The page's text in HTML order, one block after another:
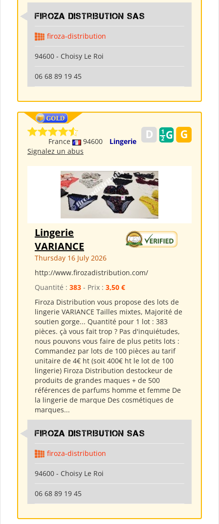
Firoza Distribution SAS
firoza-distribution
94600 - Choisy Le Roi
06 68 89 19 45
France 94600
Lingerie
Signalez un abus
Lingerie
VARIANCE
Thursday 16 July 2026
http://www.firozadistribution.com/
Quantité : 383 - Prix : 3,50 €
Firoza Distribution vous propose des lots de
lingerie VARIANCE Tailles mixtes, Majorité de
soutien gorge... Quantité pour 1 lot : 383
pièces. çà vous fait trop ? Pas d'inquiétudes,
nous pouvons vous faire de plus petits lots :
Commandez par lots de 100 pièces au tarif
unitaire de 4€ ht (soit 400€ ht le lot de 100
lingerie) Firoza Distribution destockeur de
produits de grandes maques + de 500
références de parfums homme et femme De
la lingerie de marque Des cosmétiques de
marques...
Firoza Distribution SAS
firoza-distribution
94600 - Choisy Le Roi
06 68 89 19 45